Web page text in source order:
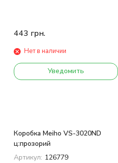
443 грн.
Нет в наличии
Уведомить
Коробка Meiho VS-3020ND
ц:прозорий
Артикул: 126779